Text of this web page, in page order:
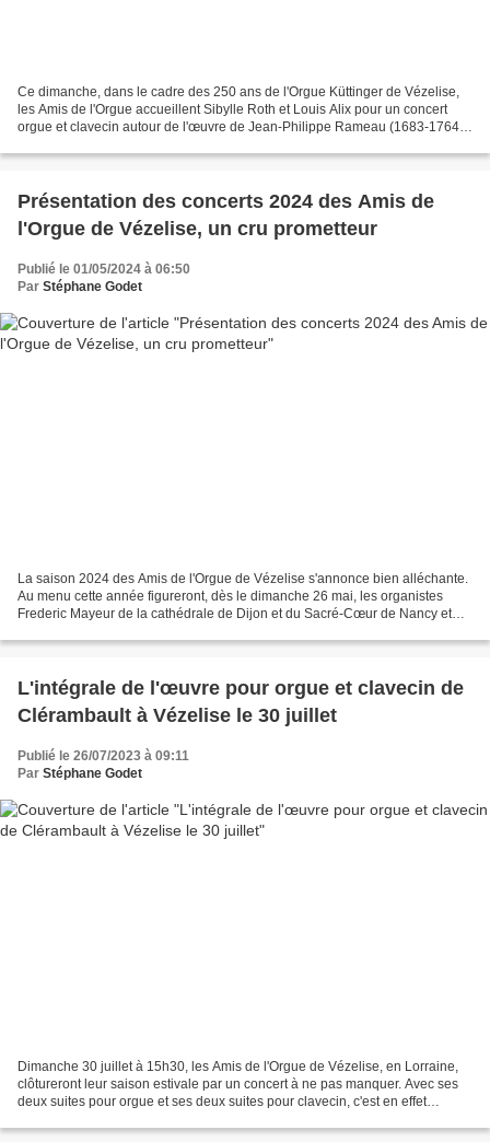
Ce dimanche, dans le cadre des 250 ans de l'Orgue Küttinger de Vézelise,
les Amis de l'Orgue accueillent Sibylle Roth et Louis Alix pour un concert
orgue et clavecin autour de l'œuvre de Jean-Philippe Rameau (1683-1764).
Présentation des concerts 2024 des Amis de
l'Orgue de Vézelise, un cru prometteur
Publié le 01/05/2024 à 06:50
Par Stéphane Godet
La saison 2024 des Amis de l'Orgue de Vézelise s'annonce bien alléchante.
Au menu cette année figureront, dès le dimanche 26 mai, les organistes
Frederic Mayeur de la cathédrale de Dijon et du Sacré-Cœur de Nancy et
L'intégrale de l'œuvre pour orgue et clavecin de
Clérambault à Vézelise le 30 juillet
Publié le 26/07/2023 à 09:11
Par Stéphane Godet
Dimanche 30 juillet à 15h30, les Amis de l'Orgue de Vézelise, en Lorraine,
clôtureront leur saison estivale par un concert à ne pas manquer. Avec ses
deux suites pour orgue et ses deux suites pour clavecin, c'est en effet